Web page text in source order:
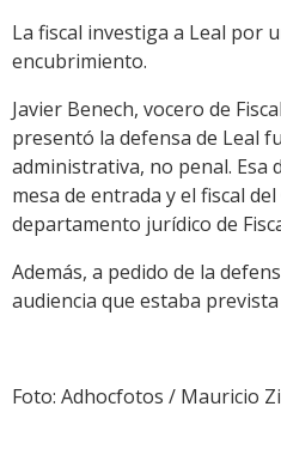
La fiscal investiga a Leal por
encubrimiento.
Javier Benech, vocero de
presentó la defensa de Leal
administrativa, no penal. Esa
mesa de entrada y el fiscal
departamento jurídico de
Además, a pedido de la
audiencia que estaba
Foto: Adhocfotos / Mauricio